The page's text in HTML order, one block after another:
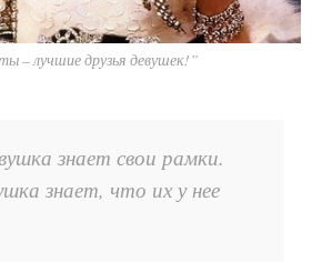
– лучшие друзья девушек!”
знает свои рамки.
знает, что их у нее